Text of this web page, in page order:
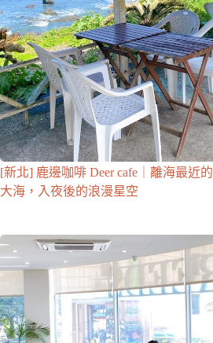
[新北] 鹿邊咖啡 Deer cafe｜離海最近
大海，入夜後的浪漫星空